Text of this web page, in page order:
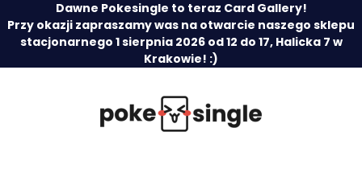
Dawne Pokesingle to teraz Card Gallery!
Przy okazji zapraszamy was na otwarcie naszego sklepu
stacjonarnego 1 sierpnia 2026 od 12 do 17, Halicka 7 w
Krakowie! :)